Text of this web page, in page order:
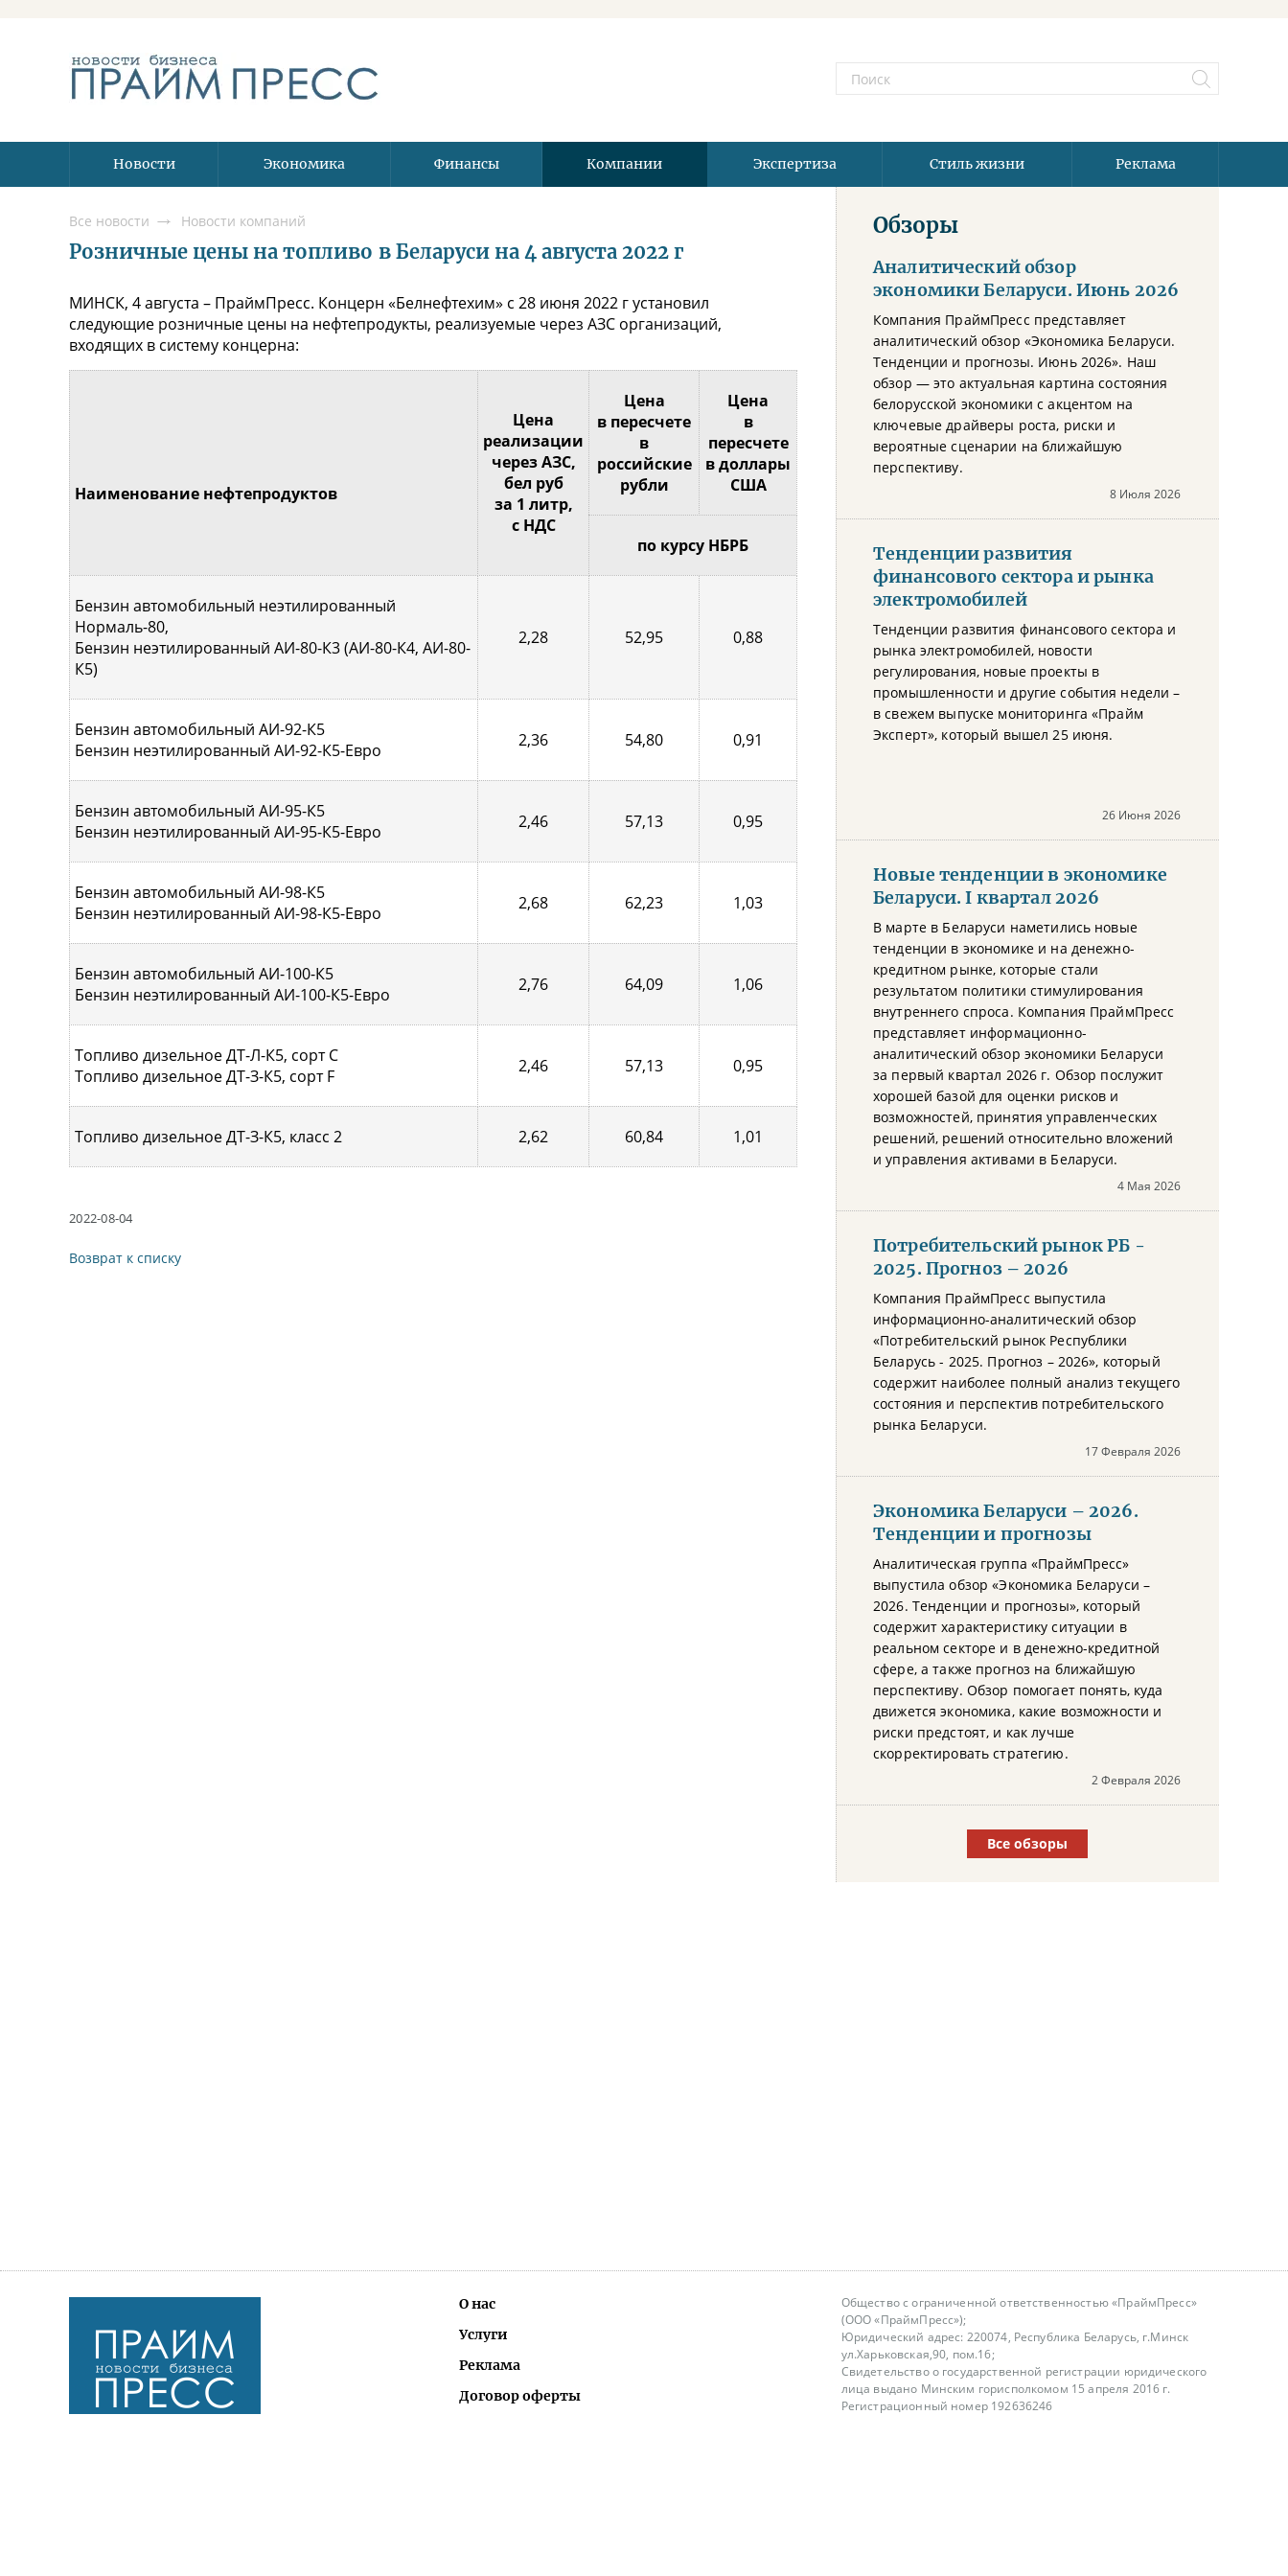
Новости Экономика Финансы Компании Экспертиза Стиль жизни Реклама
Все новости Новости компаний
Розничные цены на топливо в Беларуси на 4 августа 2022 г
МИНСК, 4 августа – ПраймПресс. Концерн «Белнефтехим» с 28 июня 2022 г установил
следующие розничные цены на нефтепродукты, реализуемые через АЗС организаций,
входящих в систему концерна:
Наименование нефтепродуктов
Цена
реализации
через АЗС,
бел руб
за 1 литр,
с НДС
Цена
в пересчете
в
российские
рубли
Цена
в
пересчете
в доллары
США
по курсу НБРБ
Бензин автомобильный неэтилированный
Нормаль-80,
Бензин неэтилированный АИ-80-К3 (АИ-80-К4, АИ-80-
К5)
2,28 52,95 0,88
Бензин автомобильный АИ-92-К5
Бензин неэтилированный АИ-92-К5-Евро
2,36 54,80 0,91
Бензин автомобильный АИ-95-К5
Бензин неэтилированный АИ-95-К5-Евро
2,46 57,13 0,95
Бензин автомобильный АИ-98-К5
Бензин неэтилированный АИ-98-К5-Евро
2,68 62,23 1,03
Бензин автомобильный АИ-100-К5
Бензин неэтилированный АИ-100-К5-Евро
2,76 64,09 1,06
Топливо дизельное ДТ-Л-К5, сорт С
Топливо дизельное ДТ-З-К5, сорт F
2,46 57,13 0,95
Топливо дизельное ДТ-З-К5, класс 2 2,62 60,84 1,01
2022-08-04
Возврат к списку
Обзоры
Аналитический обзор
экономики Беларуси. Июнь 2026
Компания ПраймПресс представляет
аналитический обзор «Экономика Беларуси.
Тенденции и прогнозы. Июнь 2026». Наш
обзор — это актуальная картина состояния
белорусской экономики с акцентом на
ключевые драйверы роста, риски и
вероятные сценарии на ближайшую
перспективу.
8 Июля 2026
Тенденции развития
финансового сектора и рынка
электромобилей
Тенденции развития финансового сектора и
рынка электромобилей, новости
регулирования, новые проекты в
промышленности и другие события недели –
в свежем выпуске мониторинга «Прайм
Эксперт», который вышел 25 июня.
26 Июня 2026
Новые тенденции в экономике
Беларуси. I квартал 2026
В марте в Беларуси наметились новые
тенденции в экономике и на денежно-
кредитном рынке, которые стали
результатом политики стимулирования
внутреннего спроса. Компания ПраймПресс
представляет информационно-
аналитический обзор экономики Беларуси
за первый квартал 2026 г. Обзор послужит
хорошей базой для оценки рисков и
возможностей, принятия управленческих
решений, решений относительно вложений
и управления активами в Беларуси.
4 Мая 2026
Потребительский рынок РБ -
2025. Прогноз – 2026
Компания ПраймПресс выпустила
информационно-аналитический обзор
«Потребительский рынок Республики
Беларусь - 2025. Прогноз – 2026», который
содержит наиболее полный анализ текущего
состояния и перспектив потребительского
рынка Беларуси.
17 Февраля 2026
Экономика Беларуси – 2026.
Тенденции и прогнозы
Аналитическая группа «ПраймПресс»
выпустила обзор «Экономика Беларуси –
2026. Тенденции и прогнозы», который
содержит характеристику ситуации в
реальном секторе и в денежно-кредитной
сфере, а также прогноз на ближайшую
перспективу. Обзор помогает понять, куда
движется экономика, какие возможности и
риски предстоят, и как лучше
скорректировать стратегию.
2 Февраля 2026
Все обзоры
О нас
Услуги
Реклама
Договор оферты
Общество с ограниченной ответственностью «ПраймПресс»
(ООО «ПраймПресс»);
Юридический адрес: 220074, Республика Беларусь, г.Минск
ул.Харьковская,90, пом.16;
Свидетельство о государственной регистрации юридического
лица выдано Минским горисполкомом 15 апреля 2016 г.
Регистрационный номер 192636246